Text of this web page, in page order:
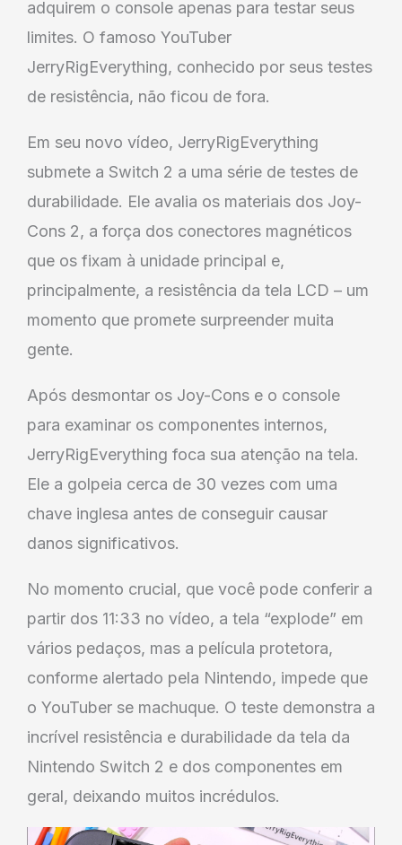
adquirem o console apenas para testar seus
limites. O famoso YouTuber
JerryRigEverything, conhecido por seus testes
de resistência, não ficou de fora.
Em seu novo vídeo, JerryRigEverything
submete a Switch 2 a uma série de testes de
durabilidade. Ele avalia os materiais dos Joy-
Cons 2, a força dos conectores magnéticos
que os fixam à unidade principal e,
principalmente, a resistência da tela LCD – um
momento que promete surpreender muita
gente.
Após desmontar os Joy-Cons e o console
para examinar os componentes internos,
JerryRigEverything foca sua atenção na tela.
Ele a golpeia cerca de 30 vezes com uma
chave inglesa antes de conseguir causar
danos significativos.
No momento crucial, que você pode conferir a
partir dos 11:33 no vídeo, a tela “explode” em
vários pedaços, mas a película protetora,
conforme alertado pela Nintendo, impede que
o YouTuber se machuque. O teste demonstra a
incrível resistência e durabilidade da tela da
Nintendo Switch 2 e dos componentes em
geral, deixando muitos incrédulos.